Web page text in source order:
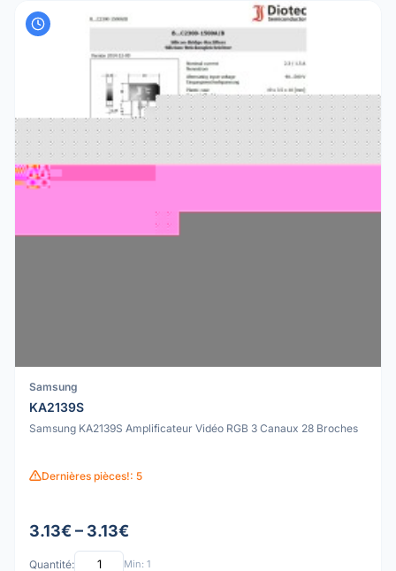
Samsung
KA2139S
Samsung KA2139S Amplificateur Vidéo RGB 3 Canaux 28 Broches
Dernières pièces!: 5
3.13€ – 3.13€
Quantité: Min: 1